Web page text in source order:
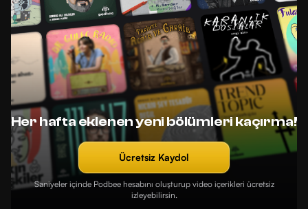
Her hafta eklenen yeni bölümleri kaçırma!
Ücretsiz Kaydol
Saniyeler içinde Podbee hesabını oluşturup video içerikleri ücretsiz
izleyebilirsin.